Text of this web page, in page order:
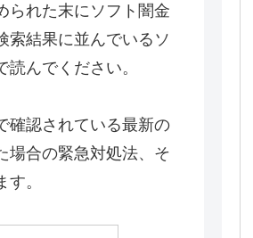
られた末にソフト闇金
索結果に並んでいるソ
んでください。
確認されている最新の
場合の緊急対処法、そ
。